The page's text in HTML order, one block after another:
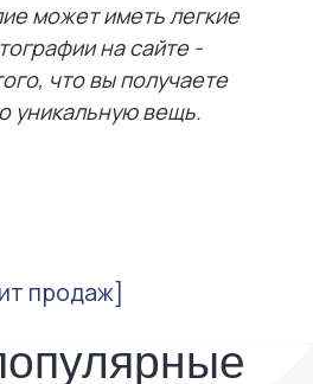
может иметь легкие
на сайте -
что вы получаете
уникальную вещь.